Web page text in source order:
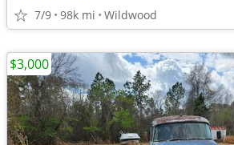
7/9 98k mi Wildwood
$3,000